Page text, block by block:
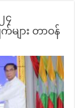
၄
များ တာဝန်